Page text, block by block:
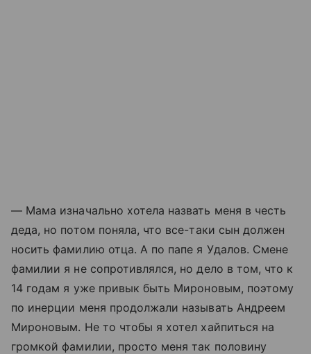
— Мама изначально хотела назвать меня в честь
деда, но потом поняла, что все-таки сын должен
носить фамилию отца. А по папе я Удалов. Смене
фамилии я не сопротивлялся, но дело в том, что к
14 годам я уже привык быть Мироновым, поэтому
по инерции меня продолжали называть Андреем
Мироновым. Не то чтобы я хотел хайпиться на
громкой фамилии, просто меня так половину